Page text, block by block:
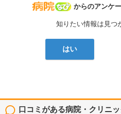
病院なび
からのアンケ
知りたい情報は見つ
はい
口コミがある病院・クリニッ